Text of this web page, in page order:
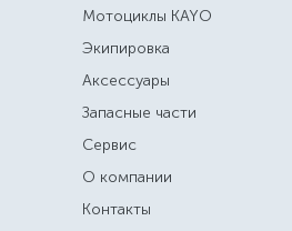
Мотоциклы KAYO
Экипировка
Аксессуары
Запасные части
Сервис
О компании
Контакты